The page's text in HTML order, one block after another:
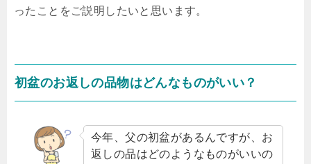
ったことをご説明したいと思います。
初盆のお返しの品物はどんなものがいい？
今年、父の初盆があるんですが、お
返しの品はどのようなものがいいの